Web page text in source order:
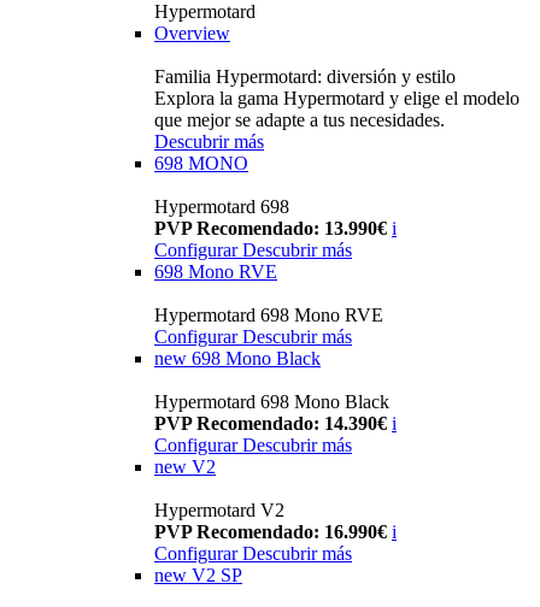
Hypermotard
Overview
Familia Hypermotard: diversión y estilo
Explora la gama Hypermotard y elige el modelo
que mejor se adapte a tus necesidades.
Descubrir más
698 MONO
Hypermotard 698
PVP Recomendado: 13.990€ i
ConfigurarDescubrir más
698 Mono RVE
Hypermotard 698 Mono RVE
Configurar Descubrir más
new 698 Mono Black
Hypermotard 698 Mono Black
PVP Recomendado: 14.390€ i
Configurar Descubrir más
new V2
Hypermotard V2
PVP Recomendado: 16.990€ i
Configurar Descubrir más
new V2 SP